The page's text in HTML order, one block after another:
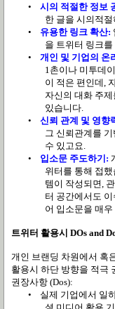
•
시의 적절한 정보
한 글을 시의적
•
유용한 링크 확산:
을 트위터 링크
•
개인 및 기업의 온
1촌이나 미투데
이 적은 편인데,
자신의 대화 주
있습니다.
•
신뢰 관계 및 영향
그 신뢰관계를
수 있고요.
•
입소문 주도하기 :
위터를 통해 접
템이 작성되면,
터 공간에서도
어 입소문을 매
트위터 활용시 DOs and
개인 브랜딩 차원에서 혹
활용시 하단 방향을 적극
권장사항 (Dos):
•
실제 기업에서 일